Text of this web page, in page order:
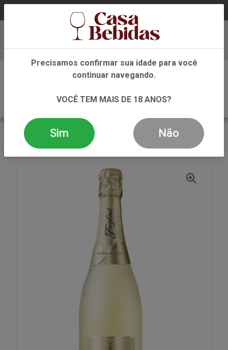
Baixe já nosso APP
VOLTAR
ESPUMANTE
ESPUMANTES
ESPUMANTE FREIXENET CARTA NEVADA750ML
Precisamos confirmar sua idade para você
continuar navegando.
VOCÊ TEM MAIS DE 18 ANOS?
Sim Não